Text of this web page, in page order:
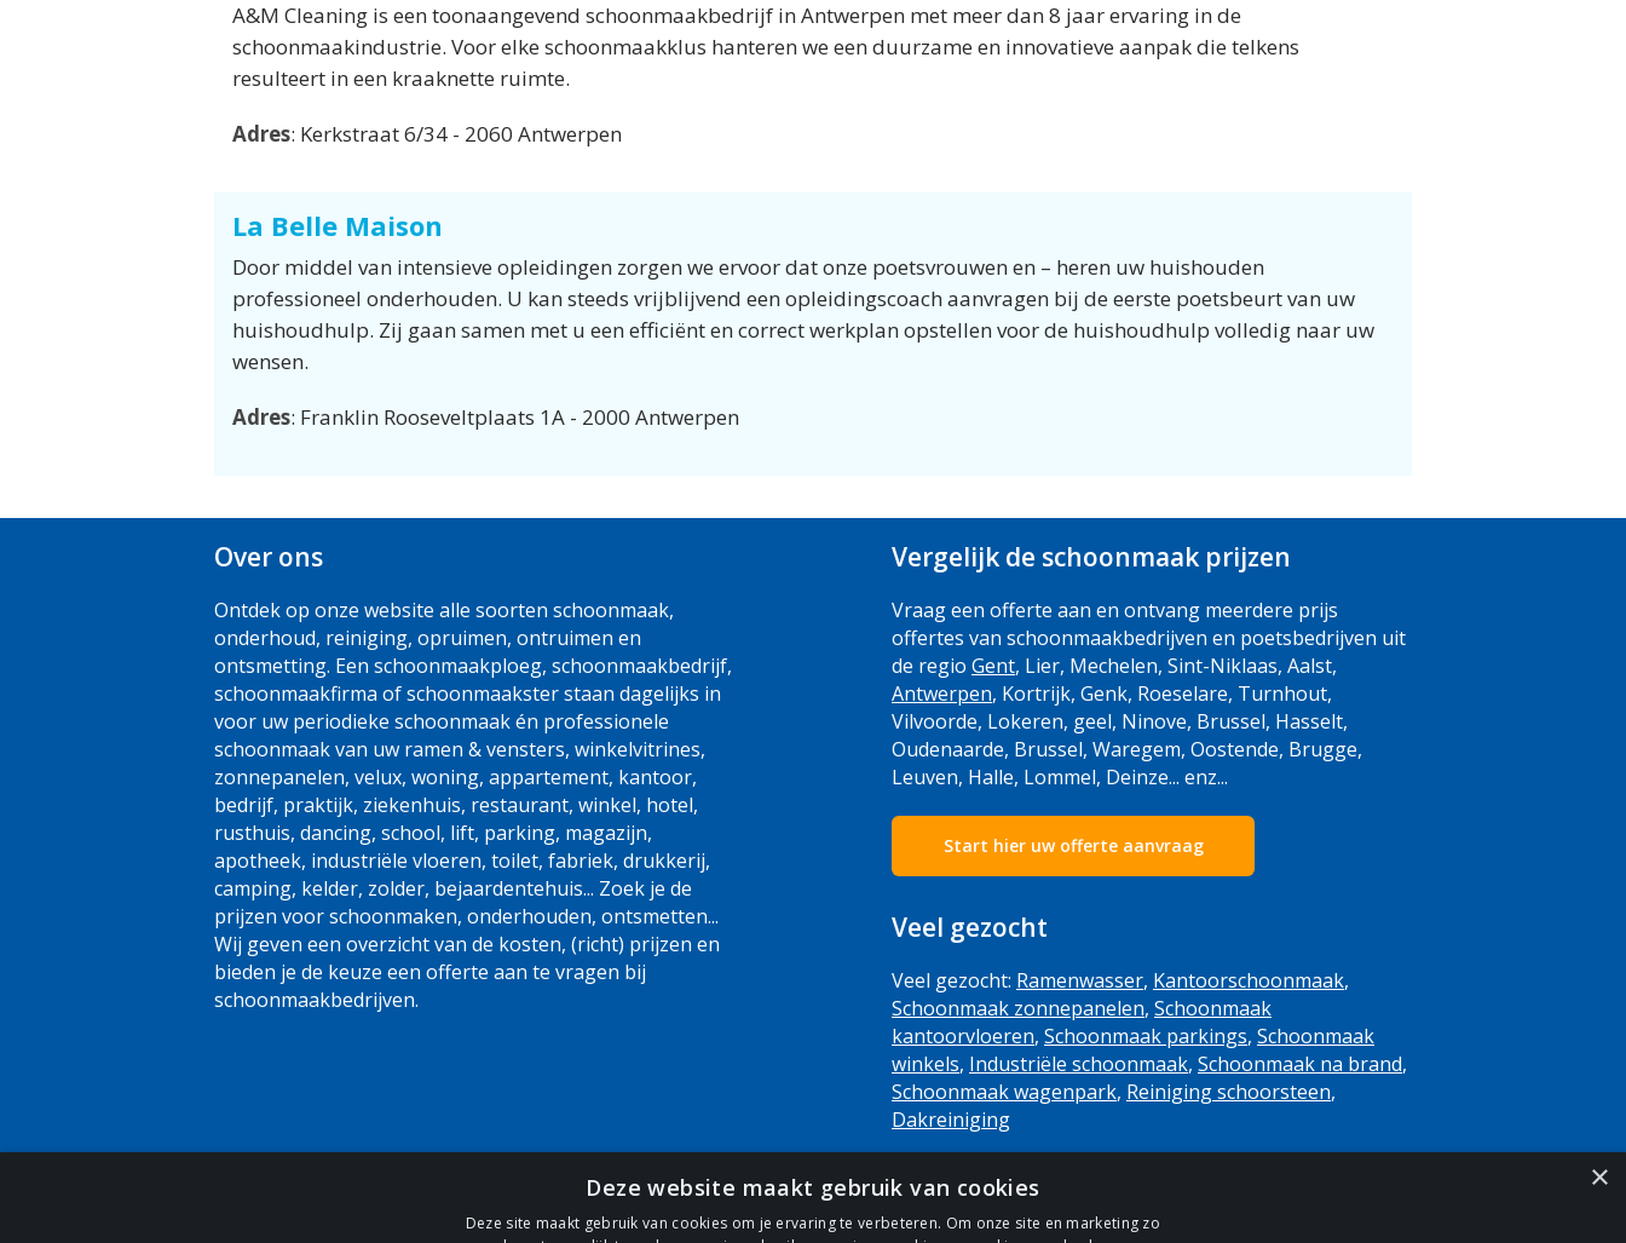
A&M Cleaning is een toonaangevend schoonmaakbedrijf in Antwerpen met meer dan 8 jaar ervaring in de
schoonmaakindustrie. Voor elke schoonmaakklus hanteren we een duurzame en innovatieve aanpak die telkens
resulteert in een kraaknette ruimte.
Adres: Kerkstraat 6/34 - 2060 Antwerpen
La Belle Maison
Door middel van intensieve opleidingen zorgen we ervoor dat onze poetsvrouwen en – heren uw huishouden
professioneel onderhouden. U kan steeds vrijblijvend een opleidingscoach aanvragen bij de eerste poetsbeurt van uw
huishoudhulp. Zij gaan samen met u een efficiënt en correct werkplan opstellen voor de huishoudhulp volledig naar uw
wensen.
Adres: Franklin Rooseveltplaats 1A - 2000 Antwerpen
Over ons
Ontdek op onze website alle soorten schoonmaak,
onderhoud, reiniging, opruimen, ontruimen en
ontsmetting. Een schoonmaakploeg, schoonmaakbedrijf,
schoonmaakfirma of schoonmaakster staan dagelijks in
voor uw periodieke schoonmaak én professionele
schoonmaak van uw ramen & vensters, winkelvitrines,
zonnepanelen, velux, woning, appartement, kantoor,
bedrijf, praktijk, ziekenhuis, restaurant, winkel, hotel,
rusthuis, dancing, school, lift, parking, magazijn,
apotheek, industriële vloeren, toilet, fabriek, drukkerij,
camping, kelder, zolder, bejaardentehuis... Zoek je de
prijzen voor schoonmaken, onderhouden, ontsmetten...
Wij geven een overzicht van de kosten, (richt) prijzen en
bieden je de keuze een offerte aan te vragen bij
schoonmaakbedrijven.
Vergelijk de schoonmaak prijzen
Vraag een offerte aan en ontvang meerdere prijs
offertes van schoonmaakbedrijven en poetsbedrijven uit
de regio Gent, Lier, Mechelen, Sint-Niklaas, Aalst,
Antwerpen, Kortrijk, Genk, Roeselare, Turnhout,
Vilvoorde, Lokeren, geel, Ninove, Brussel, Hasselt,
Oudenaarde, Brussel, Waregem, Oostende, Brugge,
Leuven, Halle, Lommel, Deinze... enz...
Start hier uw offerte aanvraag
Veel gezocht
Veel gezocht: Ramenwasser, Kantoorschoonmaak,
Schoonmaak zonnepanelen, Schoonmaak
kantoorvloeren, Schoonmaak parkings, Schoonmaak
winkels, Industriële schoonmaak, Schoonmaak na brand,
Schoonmaak wagenpark, Reiniging schoorsteen,
Dakreiniging
×
Deze website maakt gebruik van cookies
Deze site maakt gebruik van cookies om je ervaring te verbeteren. Om onze site en marketing zo